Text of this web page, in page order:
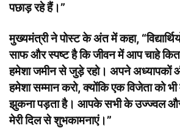
पछाड़ रहे हैं।”
मुख्यमंत्री ने पोस्ट के अंत में कहा,
साफ और स्पष्ट है कि जीवन में आप चाहे
हमेशा जमीन से जुड़े रहो। अपने अध्यापकों
हमेशा सम्मान करो, क्योंकि एक विजेता को
झुकना पड़ता है। आपके सभी के उज्ज्वल
मेरी दिल से शुभकामनाएं।”